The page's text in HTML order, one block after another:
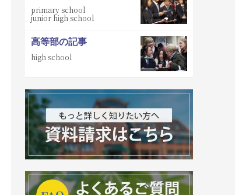
primary school
junior high school
高等部の記事
high school